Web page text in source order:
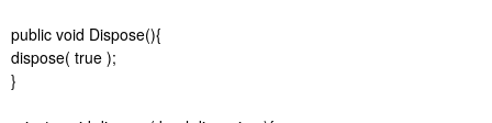
public void Dispose(){
dispose( true );
}